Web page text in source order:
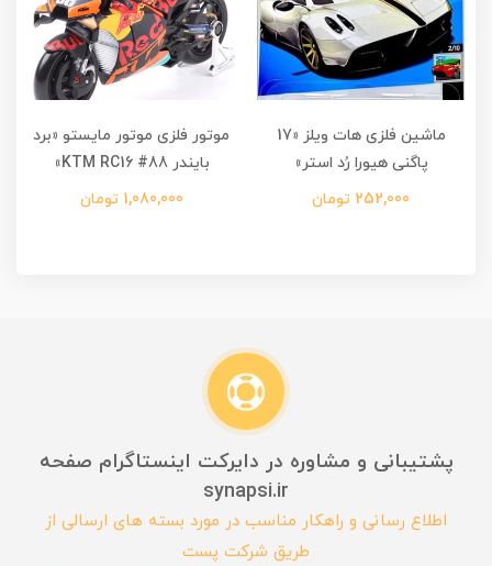
ماشین فلزی هات ویلز «17
پاگنی هیورا رُد استر»
252,000 تومان
موتور فلزی موتور مایستو «برد
بایندر KTM RC16 #88»
1,080,000 تومان
پشتیبانی و مشاوره در دایرکت اینستاگرام صفحه
synapsi.ir
اطلاع رسانی و راهکار مناسب در مورد بسته های ارسالی از
طریق شرکت پست